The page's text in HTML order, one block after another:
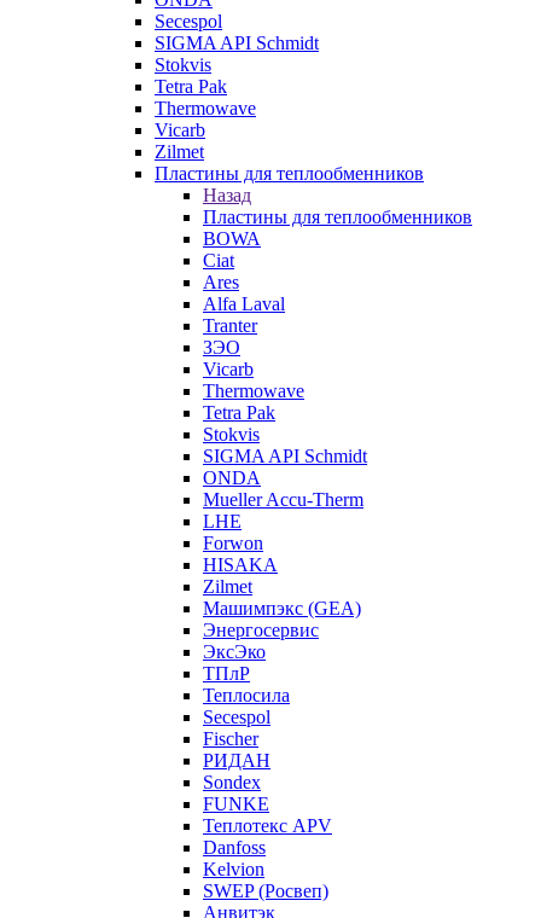
Secespol
SIGMA API Schmidt
Stokvis
Tetra Pak
Thermowave
Vicarb
Zilmet
Пластины для теплообменников
Назад
Пластины для теплообменников
BOWA
Ciat
Ares
Alfa Laval
Tranter
ЗЭО
Vicarb
Thermowave
Tetra Pak
Stokvis
SIGMA API Schmidt
ONDA
Mueller Accu-Therm
LHE
Forwon
HISAKA
Zilmet
Машимпэкс (GEA)
Энергосервис
ЭксЭко
ТПлР
Теплосила
Secespol
Fischer
РИДАН
Sondex
FUNKE
Теплотекс APV
Danfoss
Kelvion
SWEP (Росвеп)
Анвитэк